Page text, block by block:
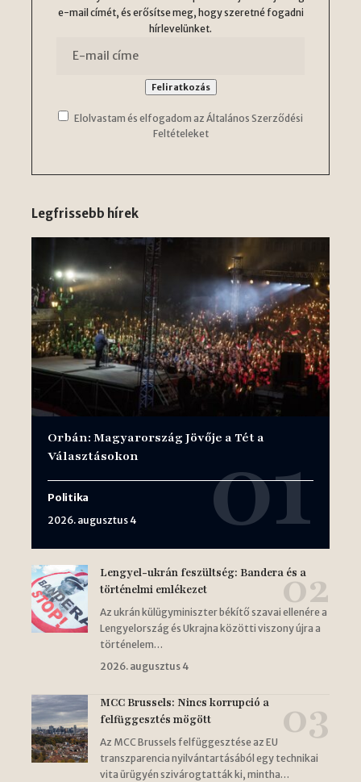
e-mail címét, és erősítse meg, hogy szeretné fogadni
hírlevelünket.
Elolvastam és elfogadom az Általános Szerződési
Feltételeket
Legfrissebb hírek
Orbán: Magyarország Jövője a Tét a
Választásokon
Politika
2026. augusztus 4
Lengyel-ukrán feszültség: Bandera és a
történelmi emlékezet
Az ukrán külügyminiszter békítő szavai ellenére a
Lengyelország és Ukrajna közötti viszony újra a
történelem…
2026. augusztus 4
MCC Brussels: Nincs korrupció a
felfüggesztés mögött
Az MCC Brussels felfüggesztése az EU
transzparencia nyilvántartásából egy technikai
vita ürügyén szivárogtatták ki, mintha…